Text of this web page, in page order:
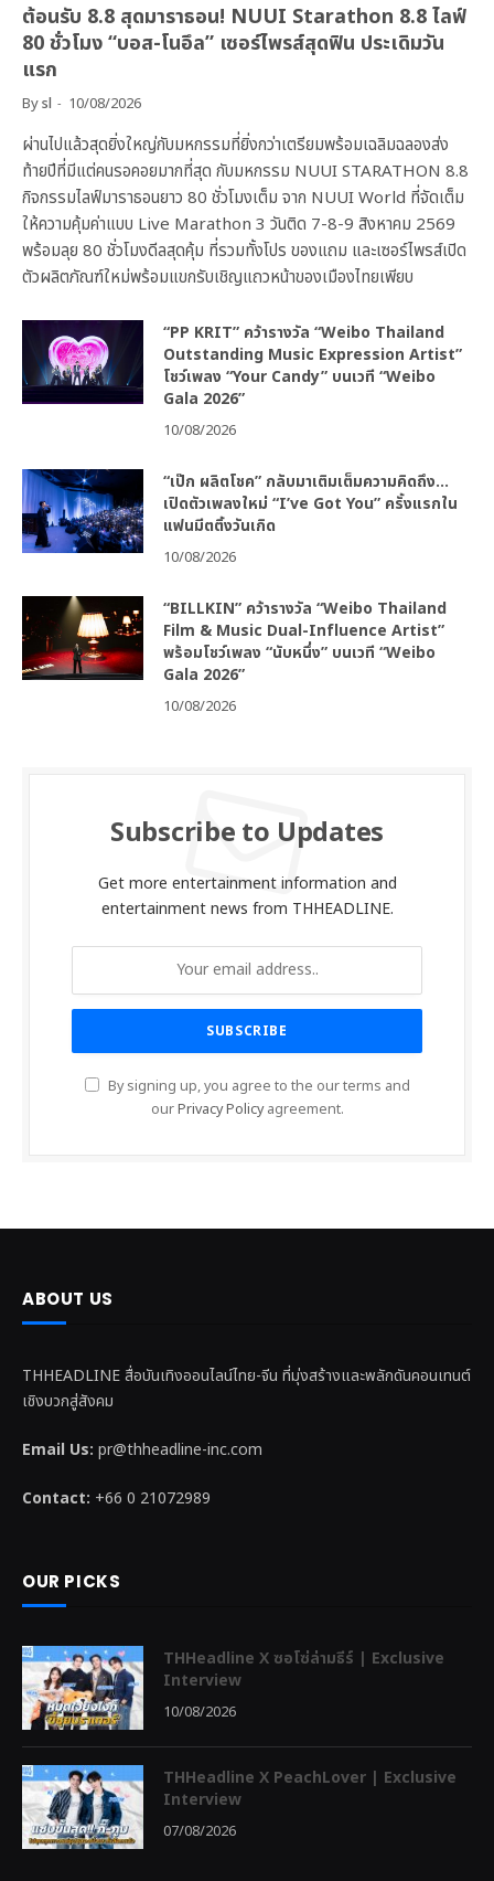
ต้อนรับ 8.8 สุดมาราธอน! NUUI Starathon 8.8 ไลฟ์
80 ชั่วโมง “บอส-โนอึล” เซอร์ไพรส์สุดฟิน ประเดิมวัน
แรก
Bysl 10/08/2026
ผ่านไปแล้วสุดยิ่งใหญ่กับมหกรรมที่ยิ่งกว่าเตรียมพร้อมเฉลิมฉลองส่ง
ท้ายปีที่มีแต่คนรอคอยมากที่สุด กับมหกรรม NUUI STARATHON 8.8
กิจกรรมไลฟ์มาราธอนยาว 80 ชั่วโมงเต็ม จาก NUUI World ที่จัดเต็ม
ให้ความคุ้มค่าแบบ Live Marathon 3 วันติด 7-8-9 สิงหาคม 2569
พร้อมลุย 80 ชั่วโมงดีลสุดคุ้ม ที่รวมทั้งโปร ของแถม และเซอร์ไพรส์เปิด
ตัวผลิตภัณฑ์ใหม่พร้อมแขกรับเชิญแถวหน้าของเมืองไทยเพียบ
“PP KRIT” คว้ารางวัล “Weibo Thailand
Outstanding Music Expression Artist”
โชว์เพลง “Your Candy” บนเวที “Weibo
Gala 2026”
10/08/2026
“เป๊ก ผลิตโชค” กลับมาเติมเต็มความคิดถึง…
เปิดตัวเพลงใหม่ “I’ve Got You” ครั้งแรกใน
แฟนมีตติ้งวันเกิด
10/08/2026
“BILLKIN” คว้ารางวัล “Weibo Thailand
Film & Music Dual-Influence Artist”
พร้อมโชว์เพลง “นับหนึ่ง” บนเวที “Weibo
Gala 2026”
10/08/2026
Subscribe to Updates
Get more entertainment information and
entertainment news from THHEADLINE.
By signing up, you agree to the our terms and
ourPrivacy Policyagreement.
ABOUT US
THHEADLINE สื่อบันเทิงออนไลน์ไทย-จีน ที่มุ่งสร้างและพลักดันคอนเทนต์
เชิงบวกสู่สังคม
Email Us: pr@thheadline-inc.com
Contact: +66 0 21072989
OUR PICKS
THHeadline X ซอโซ่ล่ามธีร์ | Exclusive
Interview
10/08/2026
THHeadline X PeachLover | Exclusive
Interview
07/08/2026